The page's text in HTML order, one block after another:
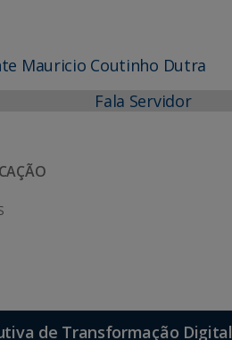
Mauricio Coutinho Dutra
Fala Servidor
de Transformação Digital